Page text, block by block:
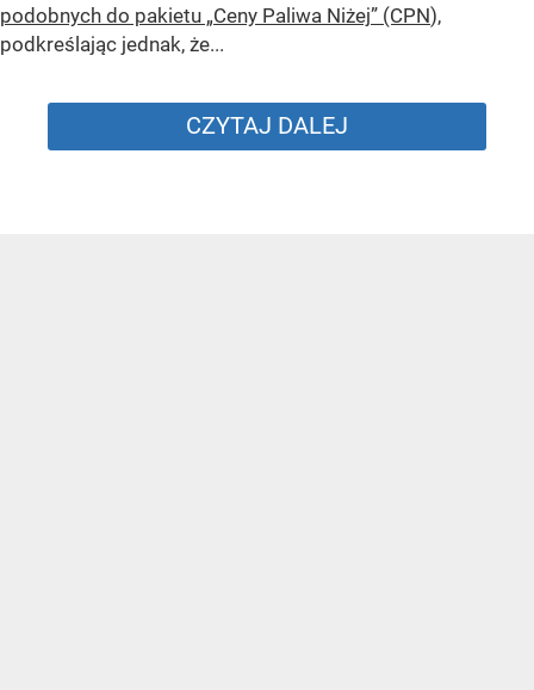
podobnych do pakietu „Ceny Paliwa Niżej” (CPN),
podkreślając jednak, że...
CZYTAJ DALEJ